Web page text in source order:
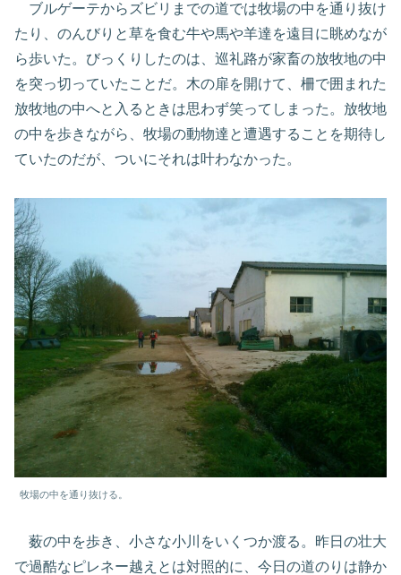
ブルゲーテからズビリまでの道では牧場の中を通り抜け
たり、のんびりと草を食む牛や馬や羊達を遠目に眺めなが
ら歩いた。びっくりしたのは、巡礼路が家畜の放牧地の中
を突っ切っていたことだ。木の扉を開けて、柵で囲まれた
放牧地の中へと入るときは思わず笑ってしまった。放牧地
の中を歩きながら、牧場の動物達と遭遇することを期待し
ていたのだが、ついにそれは叶わなかった。
牧場の中を通り抜ける。
薮の中を歩き、小さな小川をいくつか渡る。昨日の壮大
で過酷なピレネー越えとは対照的に、今日の道のりは静か